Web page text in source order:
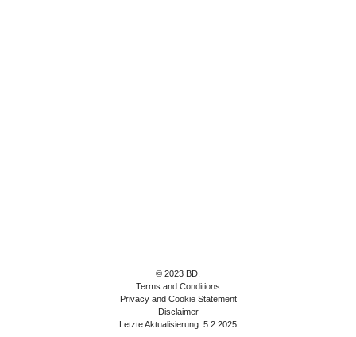
© 2023 BD.
Terms and Conditions
Privacy and Cookie Statement
Disclaimer
Letzte Aktualisierung: 5.2.2025